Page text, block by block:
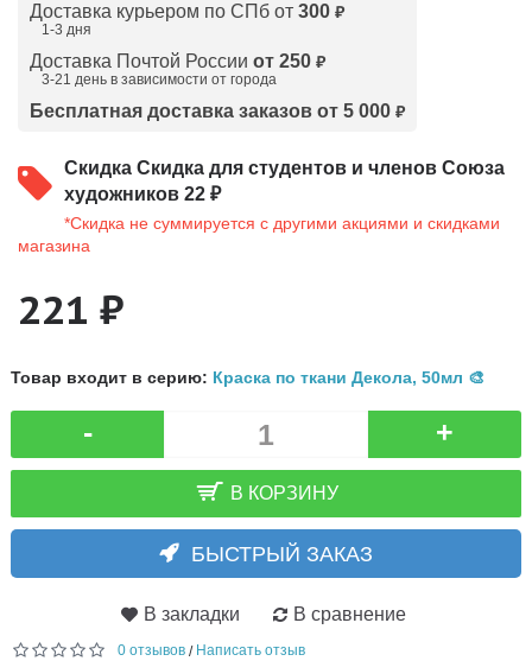
Доставка курьером по СПб от 300 ₽
1-3 дня
Доставка Почтой России от 250 ₽
3-21 день в зависимости от города
Бесплатная доставка заказов от 5 000 ₽
Скидка Скидка для студентов и членов Союза
художников 22 ₽
*Скидка не суммируется с другими акциями и скидками
магазина
221 ₽
Товар входит в серию: Краска по ткани Декола, 50мл 🎨
- +
В КОРЗИНУ
БЫСТРЫЙ ЗАКАЗ
В закладки В сравнение
0 отзывов / Написать отзыв